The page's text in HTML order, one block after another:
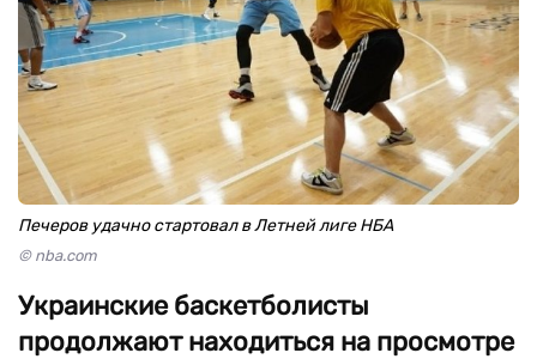
Печеров удачно стартовал в Летней лиге НБА
© nba.com
Украинские баскетболисты
продолжают находиться на просмотре